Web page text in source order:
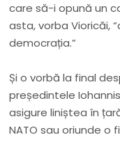
care să-i opună un
asta, vorba Vioricăi,
democrația.”
Și o vorbă la final
președintele
asigure liniștea în
NATO sau oriunde o